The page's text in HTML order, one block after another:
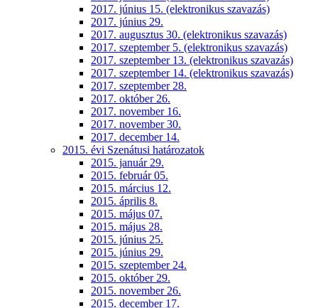
2017. június 15. (elektronikus szavazás)
2017. június 29.
2017. augusztus 30. (elektronikus szavazás)
2017. szeptember 5. (elektronikus szavazás)
2017. szeptember 13. (elektronikus szavazás)
2017. szeptember 14. (elektronikus szavazás)
2017. szeptember 28.
2017. október 26.
2017. november 16.
2017. november 30.
2017. december 14.
2015. évi Szenátusi határozatok
2015. január 29.
2015. február 05.
2015. március 12.
2015. április 8.
2015. május 07.
2015. május 28.
2015. június 25.
2015. június 29.
2015. szeptember 24.
2015. október 29.
2015. november 26.
2015. december 17.